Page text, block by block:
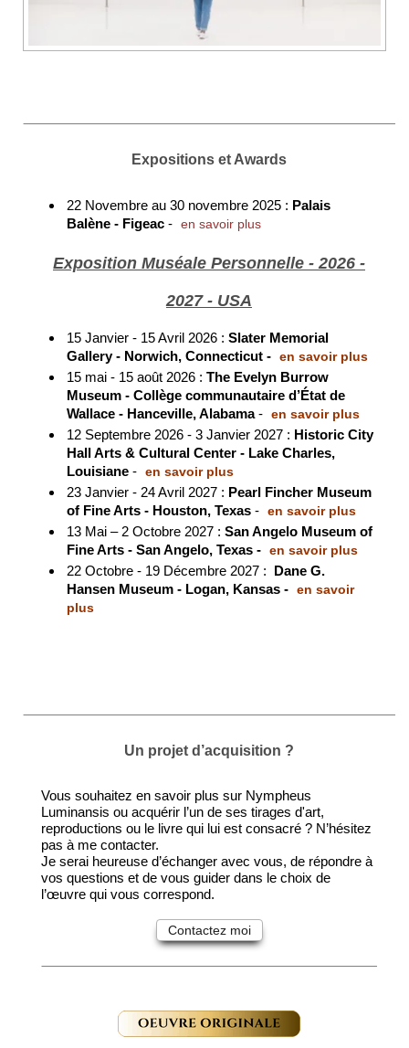
Expositions et Awards
22 Novembre au 30 novembre 2025 : Palais
Balène - Figeac - en savoir plus
Exposition Muséale Personnelle - 2026 -
2027 - USA
15 Janvier - 15 Avril 2026 : Slater Memorial
Gallery - Norwich, Connecticut - en savoir plus
15 mai - 15 août 2026 : The Evelyn Burrow
Museum - Collège communautaire d’État de
Wallace - Hanceville, Alabama- en savoir plus
12 Septembre 2026 - 3 Janvier 2027 : Historic City
Hall Arts & Cultural Center - Lake Charles,
Louisiane - en savoir plus
23 Janvier - 24 Avril 2027 : Pearl Fincher Museum
of Fine Arts - Houston, Texas - en savoir plus
13 Mai – 2 Octobre 2027 : San Angelo Museum of
Fine Arts - San Angelo, Texas - en savoir plus
22 Octobre - 19 Décembre 2027 : Dane G.
Hansen Museum - Logan, Kansas - en savoir
plus
Un projet d’acquisition ?
Vous souhaitez en savoir plus sur Nympheus
Luminansis ou acquérir l’un de ses tirages d'art,
reproductions ou le livre qui lui est consacré ? N’hésitez
pas à me contacter.
Je serai heureuse d’échanger avec vous, de répondre à
vos questions et de vous guider dans le choix de
l’œuvre qui vous correspond.
Contactez moi